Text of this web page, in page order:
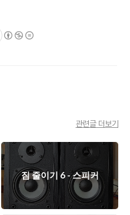
관련글 더보기
짐 줄이기 6 - 스피커